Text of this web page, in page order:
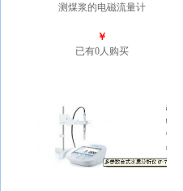
测煤浆的电磁流量计
￥
已有0人购买